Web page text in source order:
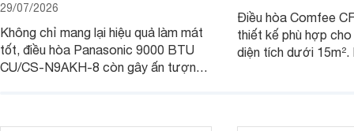
29/07/2026
Không chỉ mang lại hiệu quả làm mát
tốt, điều hòa Panasonic 9000 BTU
CU/CS-N9AKH-8 còn gây ấn tượng
Điều hòa Comfee
thiết kế phù hợp
diện tích dưới